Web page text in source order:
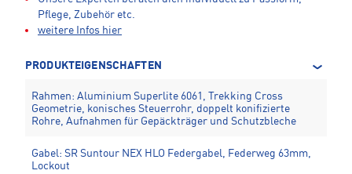
Pflege, Zubehör etc.
weitere Infos hier
PRODUKTEIGENSCHAFTEN
Rahmen: Aluminium Superlite 6061, Trekking Cross
Geometrie, konisches Steuerrohr, doppelt konifizierte
Rohre, Aufnahmen für Gepäckträger und Schutzbleche
Gabel: SR Suntour NEX HLO Federgabel, Federweg 63mm,
Lockout